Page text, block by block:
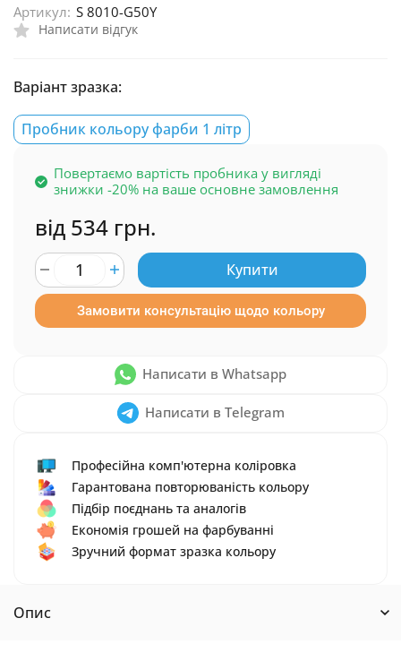
Написати відгук
Артикул: S 8010-G50Y
Варіант зразка:
Пробник кольору фарби 1 літр
Повертаємо вартість пробника у вигляді
знижки -20% на ваше основне замовлення
від 534 грн.
Купити
Замовити консультацію щодо кольору
Написати в Whatsapp
Написати в Telegram
Професійна комп'ютерна коліровка
Гарантована повторюваність кольору
Підбір поєднань та аналогів
Економія грошей на фарбуванні
Зручний формат зразка кольору
Опис